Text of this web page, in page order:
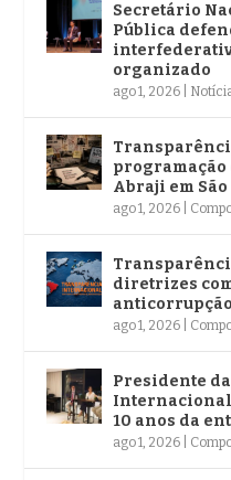
Secretário
Pública
organizado
ago 1, 2026
programação
Abraji em São
ago 1, 2026
diretrizes
ago 1, 2026
Presidente
Internacional
10 anos da
ago 1, 2026